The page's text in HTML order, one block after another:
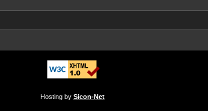
Hosting by Sicon-Net